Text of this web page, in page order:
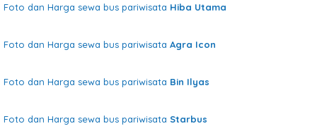
Foto dan Harga sewa bus pariwisata Hiba Utama
Foto dan Harga sewa bus pariwisata Agra Icon
Foto dan Harga sewa bus pariwisata Bin Ilyas
Foto dan Harga sewa bus pariwisata Starbus